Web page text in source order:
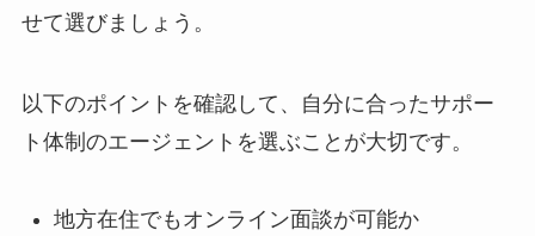
せて選びましょう。
以下のポイントを確認して、自分に合ったサポー
ト体制のエージェントを選ぶことが大切です。
地方在住でもオンライン面談が可能か